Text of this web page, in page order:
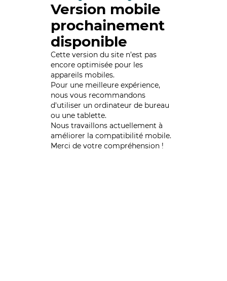
Version mobile
prochainement
disponible
Cette version du site n’est pas
encore optimisée pour les
appareils mobiles.
Pour une meilleure expérience,
nous vous recommandons
d'utiliser un ordinateur de bureau
ou une tablette.
Nous travaillons actuellement à
améliorer la compatibilité mobile.
Merci de votre compréhension !